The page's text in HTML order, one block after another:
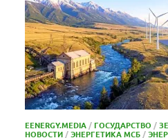
EENERGY.MEDIA /ГОСУДАРСТВО /
НОВОСТИ /ЭНЕРГЕТИКА МСБ /